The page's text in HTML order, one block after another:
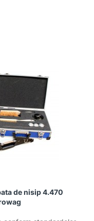
de nisip 4.470